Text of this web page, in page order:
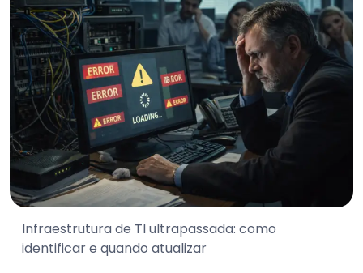
Infraestrutura de TI ultrapassada: como
identificar e quando atualizar